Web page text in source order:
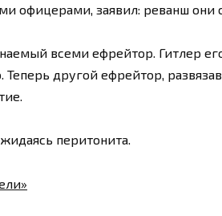
офицерами, заявил: реванш они
всеми ефрейтор. Гитлер
Теперь другой ефрейтор,
перитонита.